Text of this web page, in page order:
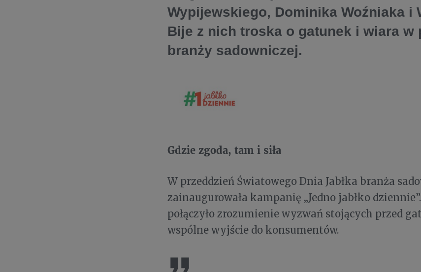
Wypijewskiego, Dominika Woźniaka i
Bije z nich troska o gatunek i wiara w
branży sadowniczej.
Gdzie zgoda, tam i siła
W przeddzień Światowego Dnia Jabłka branża
zainaugurowała kampanię „Jedno jabłko
połączyło zrozumienie wyzwań stojących przed
wspólne wyjście do konsumentów.